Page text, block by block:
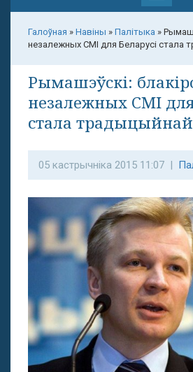
меню
Галоўная » Навіны » Палітыка »
незалежных СМІ для Беларусі стала
Рымашэўскі:
незалежных СМІ
стала традыцыйнай
05 кастрычніка 2015 11:07 |